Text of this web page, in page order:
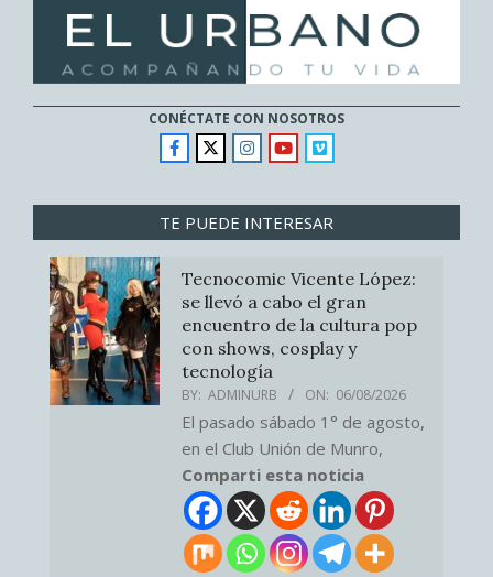
CONÉCTATE CON NOSOTROS
TE PUEDE INTERESAR
Tecnocomic Vicente López:
se llevó a cabo el gran
encuentro de la cultura pop
con shows, cosplay y
tecnología
BY: ADMINURB ON: 06/08/2026
El pasado sábado 1° de agosto,
en el Club Unión de Munro,
Comparti esta noticia